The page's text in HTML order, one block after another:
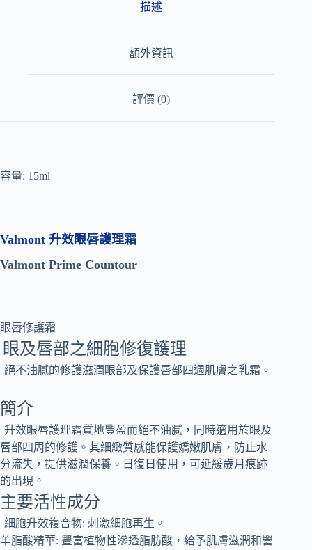
描述
額外資訊
評價 (0)
容量: 15ml
Valmont 升效眼唇護理霜
Valmont Prime Countour
眼唇修護霜
眼及唇部之細胞修復護理
絕不油膩的修護滋潤眼部及保護唇部四週肌膚之乳霜。
簡介
升效眼唇護理霜質地豐盈而絕不油膩，同時適用於眼及
唇部四周的修護。其細緻質感能保護嬌嫩肌膚，防止水
分流失，提供滋潤保養。日復日使用，可延緩歲月痕跡
的出現。
主要活性成分
細胞升效複合物: 刺激細胞再生。
羊脂酸精華: 豐富植物性滲透脂肪酸，給予肌膚滋潤和營